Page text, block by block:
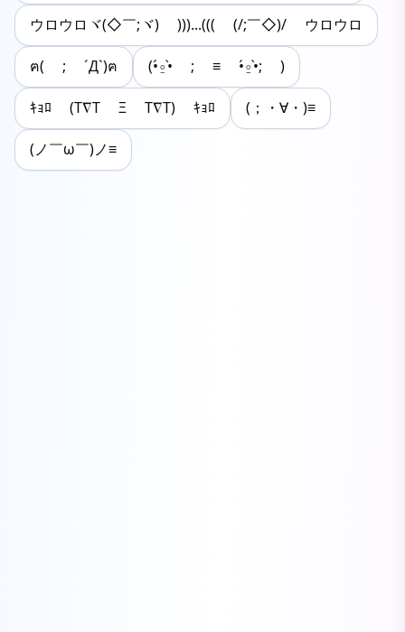
ウロウロヾ(◇￣;ヾ) )))...((( (/;￣◇)/ ウロウロ
ฅ( ; ´Д`)ฅ (•́⍛•̀ ; ≡ •́⍛•̀; )
ｷｮﾛ (T∇T Ξ T∇T) ｷｮﾛ (；・∀・)≡
(ノ￣ω￣)ノ≡